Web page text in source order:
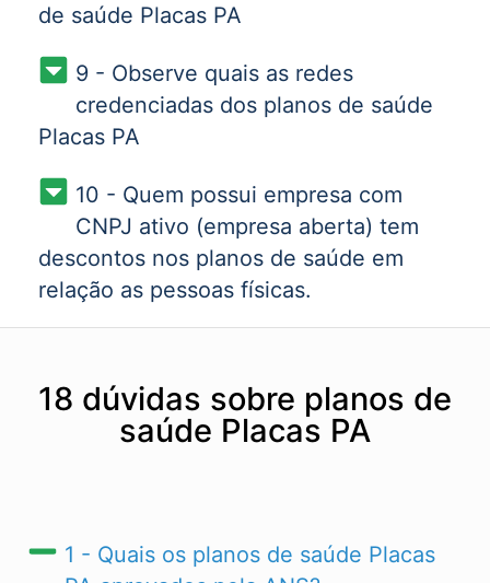
de saúde Placas PA
9 - Observe quais as redes
credenciadas dos planos de saúde
Placas PA
10 - Quem possui empresa com
CNPJ ativo (empresa aberta) tem
descontos nos planos de saúde em
relação as pessoas físicas.
18 dúvidas sobre planos de
saúde Placas PA
1 - Quais os planos de saúde Placas